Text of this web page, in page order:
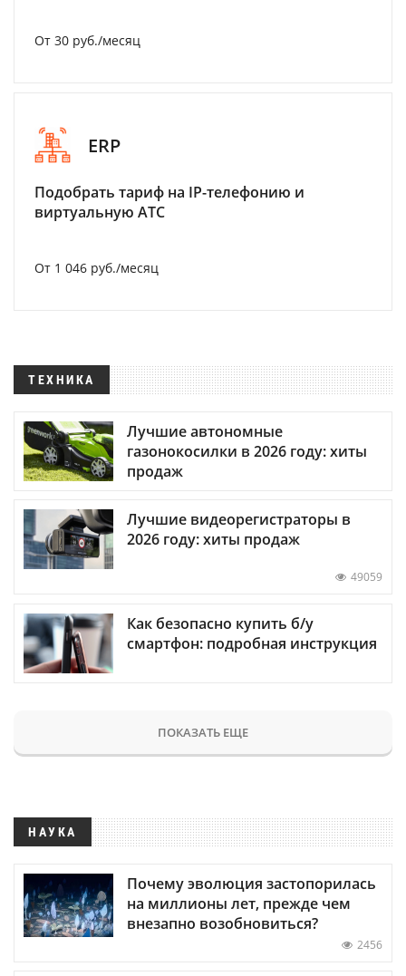
От 30 руб./месяц
ERP
Подобрать тариф на IP-телефонию и
виртуальную АТС
От 1 046 руб./месяц
ТЕХНИКА
Лучшие автономные
газонокосилки в 2026 году: хиты
продаж
Лучшие видеорегистраторы в
2026 году: хиты продаж
49059
Как безопасно купить б/у
смартфон: подробная инструкция
ПОКАЗАТЬ ЕЩЕ
НАУКА
Почему эволюция застопорилась
на миллионы лет, прежде чем
внезапно возобновиться?
2456